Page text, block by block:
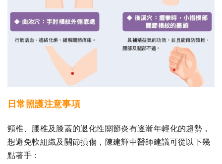
日常照護注意事項
頸椎、腰椎及膝蓋的退化性關節炎有逐漸年輕化的趨勢，
想避免軟組織及關節損傷，陳建輝中醫師建議可從以下幾
點著手：